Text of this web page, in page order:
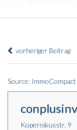
Impressum
vorheriger Beitrag
Source: ImmoCompact
Kopernikusstr. 9